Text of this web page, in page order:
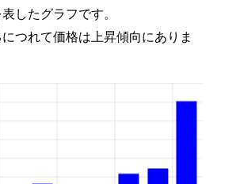
したグラフです。
つれて価格は上昇傾向にありま